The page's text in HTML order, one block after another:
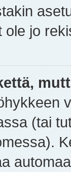
ole jo
(tai